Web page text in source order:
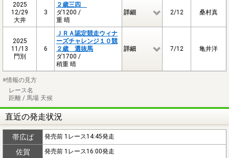
2025
12/29
大井
3
２歳三四
ダ1200 /
重 晴
詳細 2/12 桑村真
2025
11/13
門別
6
ＪＲＡ認定競走ウィナ
ーズチャレンジ１０競
２歳 選抜馬
ダ1700 /
稍重 晴
詳細 7/12 亀井洋
※情報の見方
レース名
距離 / 馬場 天候
直近の発走状況
帯広ば 発売前 1レース14:45発走
佐賀 発売前 1レース16:00発走